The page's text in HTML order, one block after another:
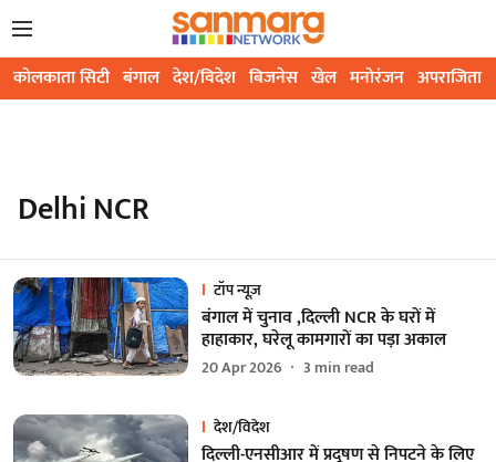
कोलकाता सिटी बंगाल देश/विदेश बिजनेस खेल मनोरंजन अपराजिता
Delhi NCR
टॉप न्यूज़
बंगाल में चुनाव ,दिल्ली NCR के घरों में
हाहाकार, घरेलू कामगारों का पड़ा अकाल
20 Apr 2026 3 min read
देश/विदेश
दिल्ली-एनसीआर में प्रदूषण से निपटने के लिए